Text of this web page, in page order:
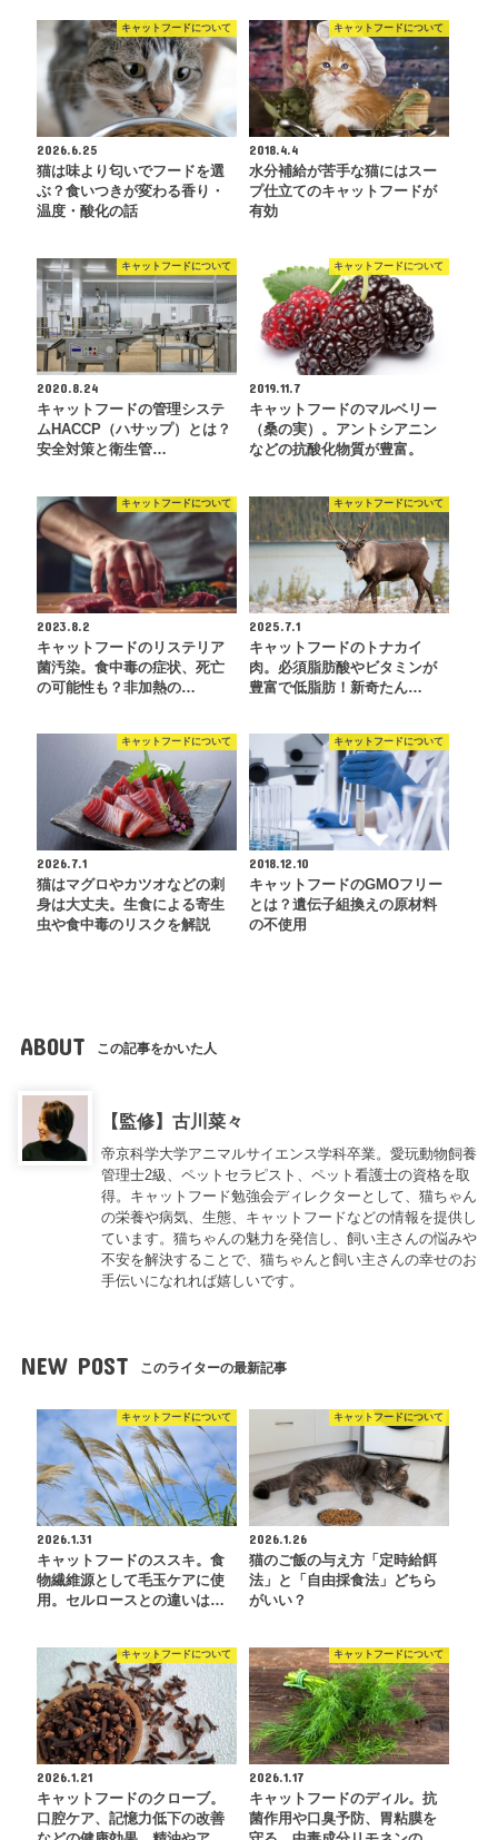
キャットフードについて
2026.6.25
猫は味より匂いでフードを選
ぶ？食いつきが変わる香り・
温度・酸化の話
キャットフードについて
2018.4.4
水分補給が苦手な猫にはスー
プ仕立てのキャットフードが
有効
キャットフードについて
2020.8.24
キャットフードの管理システ
ムHACCP（ハサップ）とは？
安全対策と衛生管…
キャットフードについて
2019.11.7
キャットフードのマルベリー
（桑の実）。アントシアニン
などの抗酸化物質が豊富。
キャットフードについて
2023.8.2
キャットフードのリステリア
菌汚染。食中毒の症状、死亡
の可能性も？非加熱の…
キャットフードについて
2025.7.1
キャットフードのトナカイ
肉。必須脂肪酸やビタミンが
豊富で低脂肪！新奇たん…
キャットフードについて
2026.7.1
猫はマグロやカツオなどの刺
身は大丈夫。生食による寄生
虫や食中毒のリスクを解説
キャットフードについて
2018.12.10
キャットフードのGMOフリー
とは？遺伝子組換えの原材料
の不使用
ABOUT この記事をかいた人
【監修】古川菜々
帝京科学大学アニマルサイエンス学科卒業。愛玩動物飼養
管理士2級、ペットセラピスト、ペット看護士の資格を取
得。キャットフード勉強会ディレクターとして、猫ちゃん
の栄養や病気、生態、キャットフードなどの情報を提供し
ています。猫ちゃんの魅力を発信し、飼い主さんの悩みや
不安を解決することで、猫ちゃんと飼い主さんの幸せのお
手伝いになれれば嬉しいです。
NEW POST このライターの最新記事
キャットフードについて
2026.1.31
キャットフードのススキ。食
物繊維源として毛玉ケアに使
用。セルロースとの違いは…
キャットフードについて
2026.1.26
猫のご飯の与え方「定時給餌
法」と「自由採食法」どちら
がいい？
キャットフードについて
2026.1.21
キャットフードのクローブ。
口腔ケア、記憶力低下の改善
キャットフードについて
2026.1.17
キャットフードのディル。抗
菌作用や口臭予防、胃粘膜を